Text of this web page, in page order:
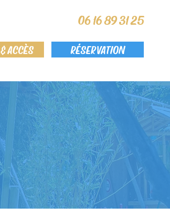
06 16 89 31 25
ACCÈS RÉSERVATION